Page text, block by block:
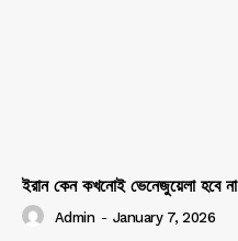
ইরান কেন কখনোই ভেনেজুয়েলা হবে না
Admin - January 7, 2026